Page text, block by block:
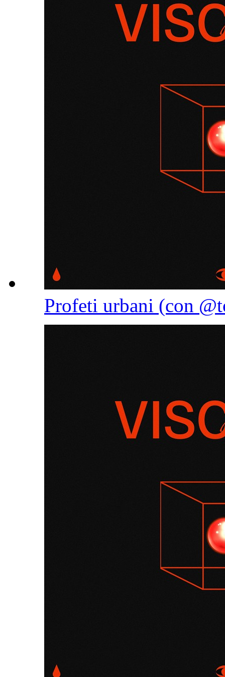
Profeti urbani (con